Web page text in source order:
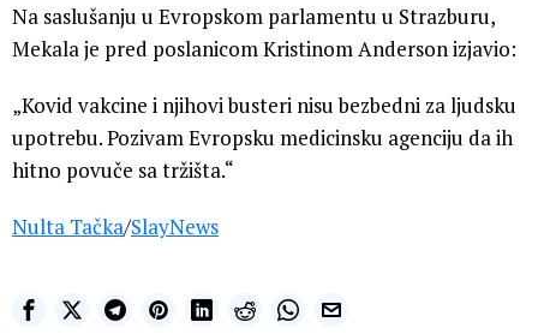
Na saslušanju u Evropskom parlamentu u Strazburu,
Mekala je pred poslanicom Kristinom Anderson izjavio:
„Kovid vakcine i njihovi busteri nisu bezbedni za ljudsku
upotrebu. Pozivam Evropsku medicinsku agenciju da ih
hitno povuče sa tržišta.“
Nulta Tačka/SlayNews